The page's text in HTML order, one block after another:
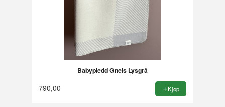
Babypledd Gneis Lysgrå
790,00 Kjøp